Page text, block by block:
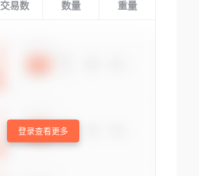
交易数 数量 重量
登录查看更多